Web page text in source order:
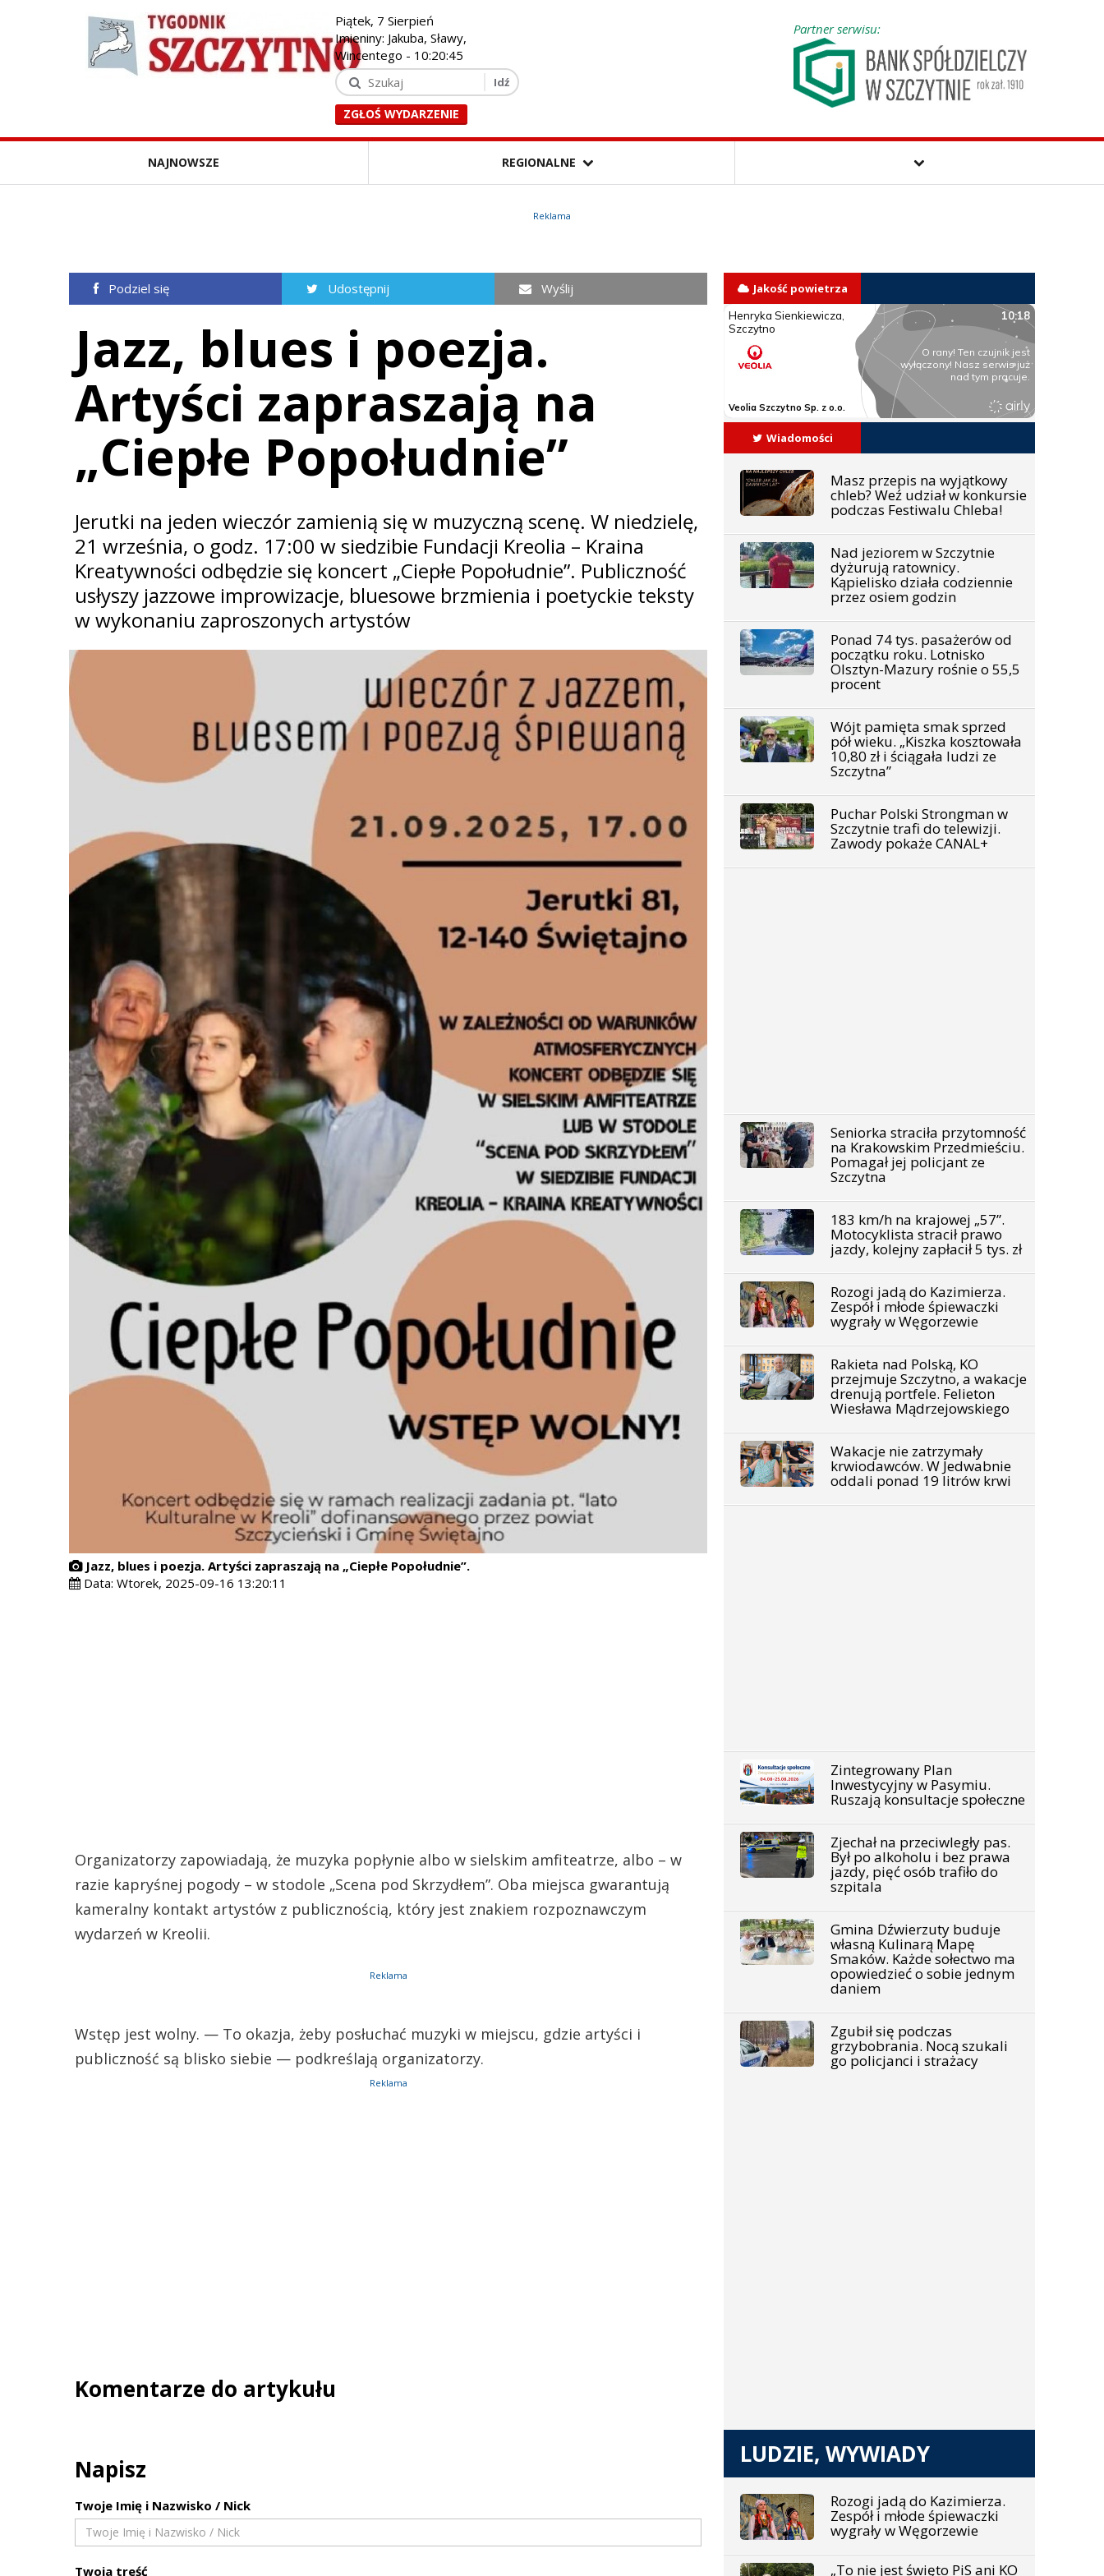
Piątek, 7 Sierpień
Imieniny: Jakuba, Sławy,
Wincentego - 10:20:47
ZGŁOŚ WYDARZENIE
Partner serwisu:
NAJNOWSZE REGIONALNE
Reklama
Podziel się Udostępnij Wyślij
Jazz, blues i poezja.
Artyści zapraszają na
„Ciepłe Popołudnie”
Jerutki na jeden wieczór zamienią się w muzyczną scenę. W niedzielę,
21 września, o godz. 17:00 w siedzibie Fundacji Kreolia – Kraina
Kreatywności odbędzie się koncert „Ciepłe Popołudnie”. Publiczność
usłyszy jazzowe improwizacje, bluesowe brzmienia i poetyckie teksty
w wykonaniu zaproszonych artystów
Jazz, blues i poezja. Artyści zapraszają na „Ciepłe Popołudnie”.
Data:Wtorek, 2025-09-16 13:20:11
Organizatorzy zapowiadają, że muzyka popłynie albo w sielskim amfiteatrze, albo – w
razie kapryśnej pogody – w stodole „Scena pod Skrzydłem”. Oba miejsca gwarantują
kameralny kontakt artystów z publicznością, który jest znakiem rozpoznawczym
wydarzeń w Kreolii.
Reklama
Wstęp jest wolny. — To okazja, żeby posłuchać muzyki w miejscu, gdzie artyści i
publiczność są blisko siebie — podkreślają organizatorzy.
Reklama
Komentarze do artykułu
Napisz
Twoje Imię i Nazwisko / Nick
Twoja treść
Jakość powietrza
Wiadomości
Masz przepis na wyjątkowy
chleb? Weź udział w konkursie
podczas Festiwalu Chleba!
Nad jeziorem w Szczytnie
dyżurują ratownicy.
Kąpielisko działa codziennie
przez osiem godzin
Ponad 74 tys. pasażerów od
początku roku. Lotnisko
Olsztyn-Mazury rośnie o 55,5
procent
Wójt pamięta smak sprzed
pół wieku. „Kiszka kosztowała
10,80 zł i ściągała ludzi ze
Szczytna”
Puchar Polski Strongman w
Szczytnie trafi do telewizji.
Zawody pokaże CANAL+
Seniorka straciła przytomność
na Krakowskim Przedmieściu.
Pomagał jej policjant ze
Szczytna
183 km/h na krajowej „57”.
Motocyklista stracił prawo
jazdy, kolejny zapłacił 5 tys. zł
Rozogi jadą do Kazimierza.
Zespół i młode śpiewaczki
wygrały w Węgorzewie
Rakieta nad Polską, KO
przejmuje Szczytno, a wakacje
drenują portfele. Felieton
Wiesława Mądrzejowskiego
Wakacje nie zatrzymały
krwiodawców. W Jedwabnie
oddali ponad 19 litrów krwi
Zintegrowany Plan
Inwestycyjny w Pasymiu.
Ruszają konsultacje społeczne
Zjechał na przeciwległy pas.
Był po alkoholu i bez prawa
jazdy, pięć osób trafiło do
szpitala
Gmina Dźwierzuty buduje
własną Kulinarą Mapę
Smaków. Każde sołectwo ma
opowiedzieć o sobie jednym
daniem
Zgubił się podczas
grzybobrania. Nocą szukali
go policjanci i strażacy
LUDZIE, WYWIADY
Rozogi jadą do Kazimierza.
Zespół i młode śpiewaczki
wygrały w Węgorzewie
„To nie jest święto PiS ani KO